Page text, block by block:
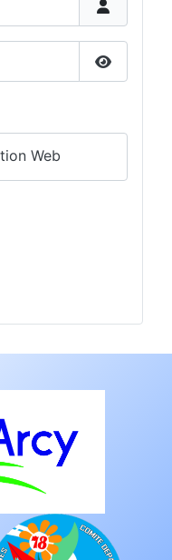
Afficher
Web